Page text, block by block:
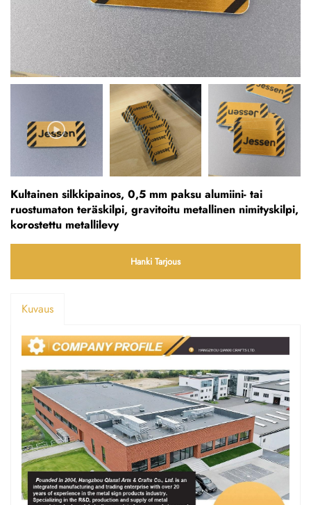
Kultainen silkkipainos, 0,5 mm paksu alumiini- tai
ruostumaton teräskilpi, gravitoitu metallinen nimityskilpi,
korostettu metallilevy
Hanki Tarjous
Kuvaus